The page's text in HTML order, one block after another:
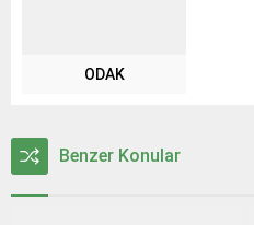
ODAK
Benzer Konular